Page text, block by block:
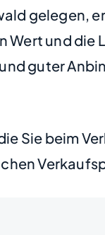
gelegen,
und
guter
Sie beim